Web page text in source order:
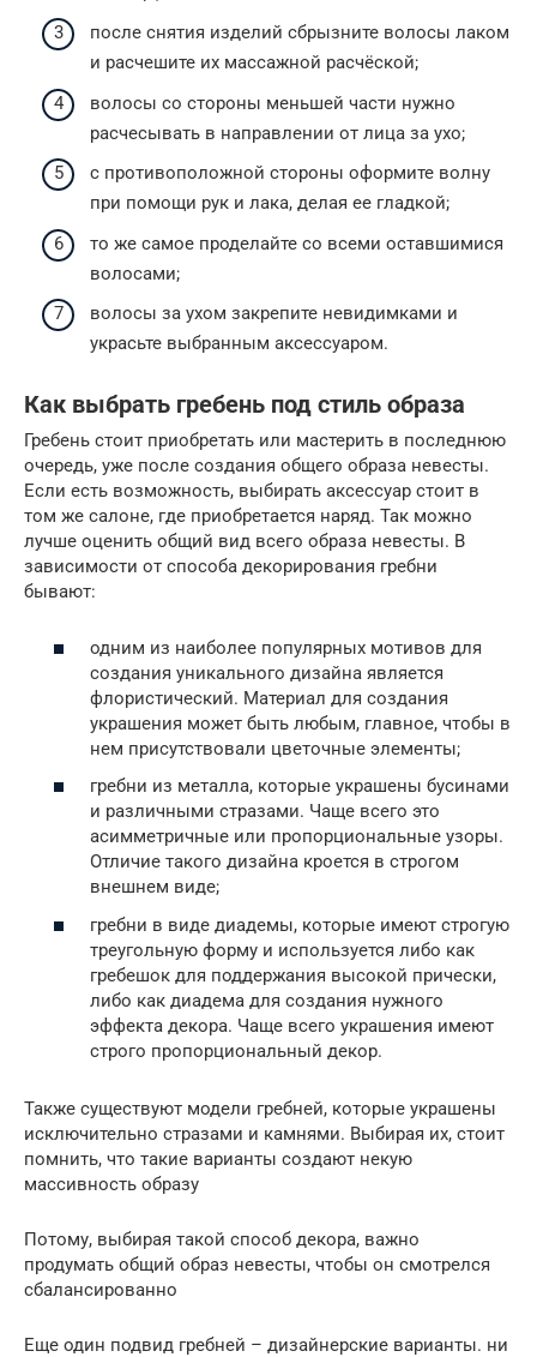
после снятия изделий сбрызните волосы лаком
и расчешите их массажной расчёской;
волосы со стороны меньшей части нужно
расчесывать в направлении от лица за ухо;
с противоположной стороны оформите волну
при помощи рук и лака, делая ее гладкой;
то же самое проделайте со всеми оставшимися
волосами;
волосы за ухом закрепите невидимками и
украсьте выбранным аксессуаром.
Как выбрать гребень под стиль образа
Гребень стоит приобретать или мастерить в последнюю
очередь, уже после создания общего образа невесты.
Если есть возможность, выбирать аксессуар стоит в
том же салоне, где приобретается наряд. Так можно
лучше оценить общий вид всего образа невесты. В
зависимости от способа декорирования гребни
бывают:
одним из наиболее популярных мотивов для
создания уникального дизайна является
флористический. Материал для создания
украшения может быть любым, главное, чтобы в
нем присутствовали цветочные элементы;
гребни из металла, которые украшены бусинами
и различными стразами. Чаще всего это
асимметричные или пропорциональные узоры.
Отличие такого дизайна кроется в строгом
внешнем виде;
гребни в виде диадемы, которые имеют строгую
треугольную форму и используется либо как
гребешок для поддержания высокой прически,
либо как диадема для создания нужного
эффекта декора. Чаще всего украшения имеют
строго пропорциональный декор.
Также существуют модели гребней, которые украшены
исключительно стразами и камнями. Выбирая их, стоит
помнить, что такие варианты создают некую
массивность образу
Потому, выбирая такой способ декора, важно
продумать общий образ невесты, чтобы он смотрелся
сбалансированно
Еще один подвид гребней – дизайнерские варианты. ни